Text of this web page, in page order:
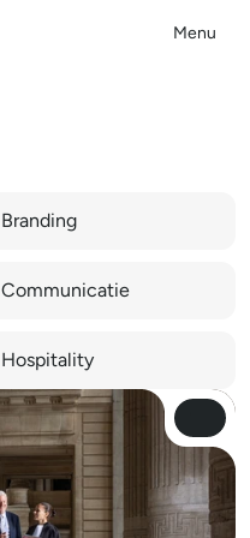
Menu
Branding
Communicatie
Hospitality
View
View